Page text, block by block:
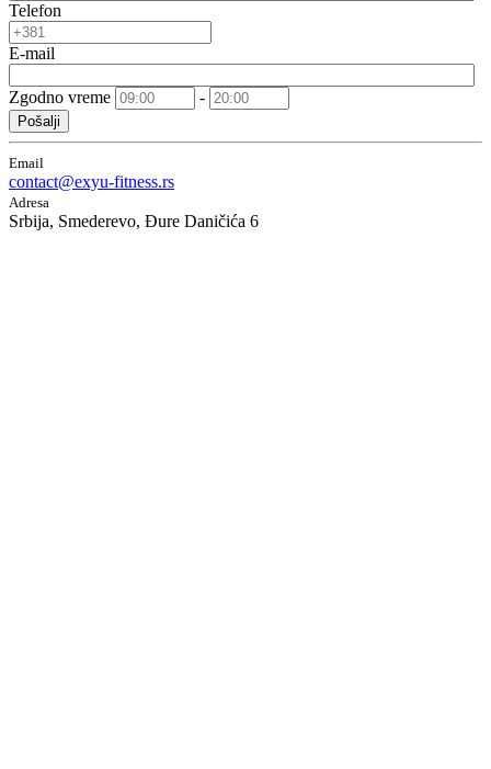
Telefon
E-mail
Zgodno vreme -
Pošalji
Email
contact@exyu-fitness.rs
Adresa
Srbija, Smederevo, Đure Daničića 6